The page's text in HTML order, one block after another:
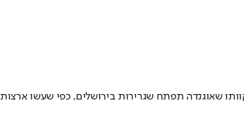
שאוגנדה תפתח שגרירות בירושלים, כפי שעשו ארצות